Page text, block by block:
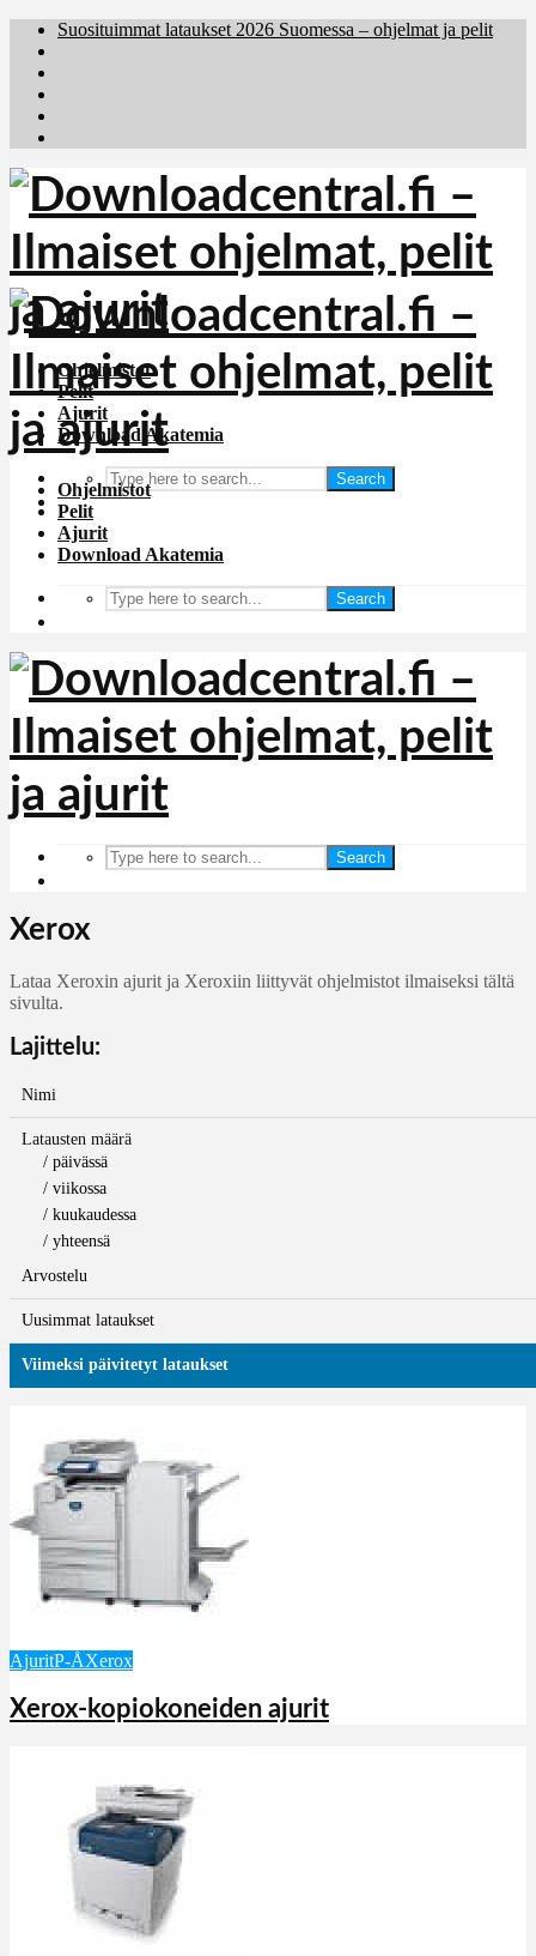
Suosituimmat lataukset 2026 Suomessa – ohjelmat ja pelit
Ohjelmistot
Pelit
Ajurit
Download Akatemia
Search
Ohjelmistot
Pelit
Ajurit
Download Akatemia
Search
Search
Xerox
Lataa Xeroxin ajurit ja Xeroxiin liittyvät ohjelmistot ilmaiseksi tältä
sivulta.
Lajittelu:
Nimi
Latausten määrä
/ päivässä
/ viikossa
/ kuukaudessa
/ yhteensä
Arvostelu
Uusimmat lataukset
Viimeksi päivitetyt lataukset
AjuritP-ÅXerox
Xerox-kopiokoneiden ajurit